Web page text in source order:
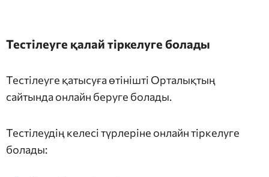
Тестілеуге қалай тіркелуге болады
Тестілеуге қатысуға өтінішті Орталықтың
сайтында онлайн беруге болады.
Тестілеудің келесі түрлеріне онлайн тіркелуге
болады: